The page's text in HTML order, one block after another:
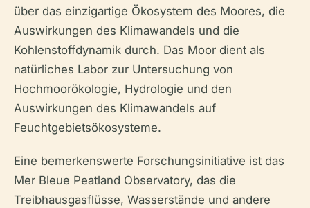
über das einzigartige Ökosystem des Moores, die
Auswirkungen des Klimawandels und die
Kohlenstoffdynamik durch. Das Moor dient als
natürliches Labor zur Untersuchung von
Hochmoorökologie, Hydrologie und den
Auswirkungen des Klimawandels auf
Feuchtgebietsökosysteme.
Eine bemerkenswerte Forschungsinitiative ist das
Mer Bleue Peatland Observatory, das die
Treibhausgasflüsse, Wasserstände und andere